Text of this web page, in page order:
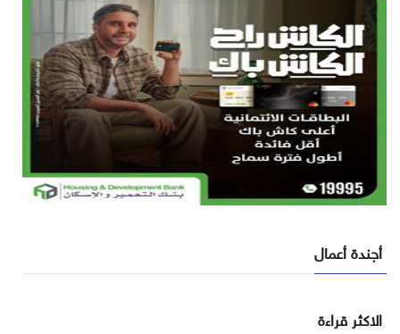
أجندة أعمال
الاكثر قراءة